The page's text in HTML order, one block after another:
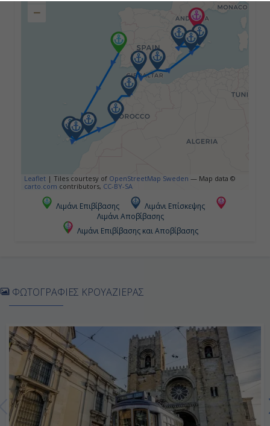
Ημέρα 4η
Λας Πάλμας (Γκραν Κανάρια),
23:00
Ημέρα 5η
17:00
Ημέρα 7η
Καζαμπλάνκα, Μαρόκο
9:00
−
Leaflet | Tiles courtesy of OpenStreetMap Sweden — Map data ©
carto.com contributors, CC-BY-SA
Λιμάνι Επιβίβασης
Λιμάνι Επίσκεψης
Λιμάνι Αποβίβασης
Λιμάνι Επιβίβασης και Αποβίβασης
ΦΩΤΟΓΡΑΦΙΕΣ ΚΡΟΥΑΖΙΕΡΑΣ